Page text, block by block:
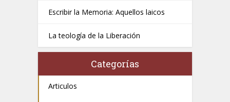
Escribir la Memoria: Aquellos laicos
La teología de la Liberación
Categorías
Articulos